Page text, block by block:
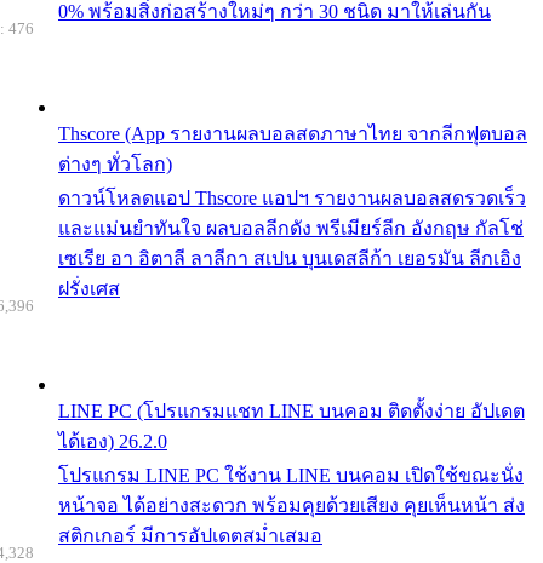
0% พร้อมสิ่งก่อสร้างใหม่ๆ กว่า 30 ชนิด มาให้เล่นกัน
Thscore (App รายงานผลบอลสดภาษาไทย จากลีกฟุตบอล
ต่างๆ ทั่วโลก)
ดาวน์โหลดแอป Thscore แอปฯ รายงานผลบอลสดรวดเร็ว
และแม่นยำทันใจ ผลบอลลีกดัง พรีเมียร์ลีก อังกฤษ กัลโช่
เซเรีย อา อิตาลี ลาลีกา สเปน บุนเดสลีก้า เยอรมัน ลีกเอิง
ฝรั่งเศส
476
LINE PC (โปรแกรมแชท LINE บนคอม ติดตั้งง่าย อัปเดต
ได้เอง) 26.2.0
โปรแกรม LINE PC ใช้งาน LINE บนคอม เปิดใช้ขณะนั่ง
หน้าจอ ได้อย่างสะดวก พร้อมคุยด้วยเสียง คุยเห็นหน้า ส่ง
สติกเกอร์ มีการอัปเดตสม่ำเสมอ